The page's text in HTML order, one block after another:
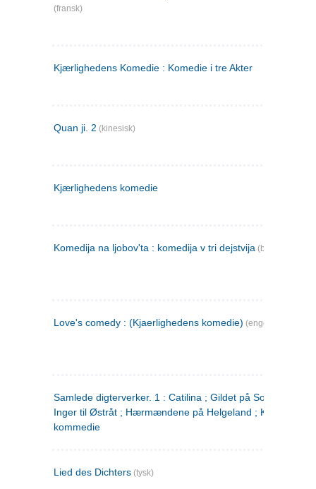
(fransk)
Kjærlighedens Komedie : Komedie i tre Akter
Quan ji. 2 (kinesisk)
Kjærlighedens komedie
Komedija na ljobov'ta : komedija v tri dejstvija (bulgarsk)
Love's comedy : (Kjaerlighedens komedie) (engelsk)
Samlede digterverker. 1 : Catilina ; Gildet på Solhaug ; Fru
Inger til Østråt ; Hærmændene på Helgeland ;
kommedie
Lied des Dichters (tysk)